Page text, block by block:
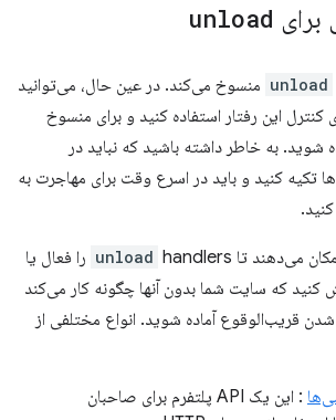
unload
unload منسوخ می‌کند. در عین حال، می‌توانید
کنترل این رفتار استفاده کنید و برای منسوخ
شوید. به خاطر داشته باشید که نباید در
تکیه کنید و باید در اسرع وقت برای مهاجرت به
می‌دهند تا unload handlers را فعال یا
کنید که سایت شما بدون آنها چگونه کار می‌کند
شدن قریب‌الوقوع آماده شوید. انواع مختلفی از
: این یک API پلتفرم برای صاحبان